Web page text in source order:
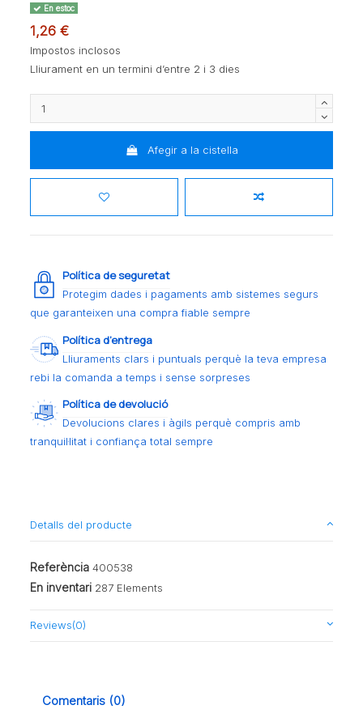
En estoc
1,26 €
Impostos inclosos
Lliurament en un termini d’entre 2 i 3 dies
Afegir a la cistella
Política de seguretat
Protegim dades i pagaments amb sistemes segurs
que garanteixen una compra fiable sempre
Política d’entrega
Lliuraments clars i puntuals perquè la teva empresa
rebi la comanda a temps i sense sorpreses
Política de devolució
Devolucions clares i àgils perquè compris amb
tranquil·litat i confiança total sempre
Detalls del producte
Referència 400538
En inventari 287 Elements
Reviews(0)
Comentaris (0)